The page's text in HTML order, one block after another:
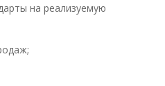
на реализуемую